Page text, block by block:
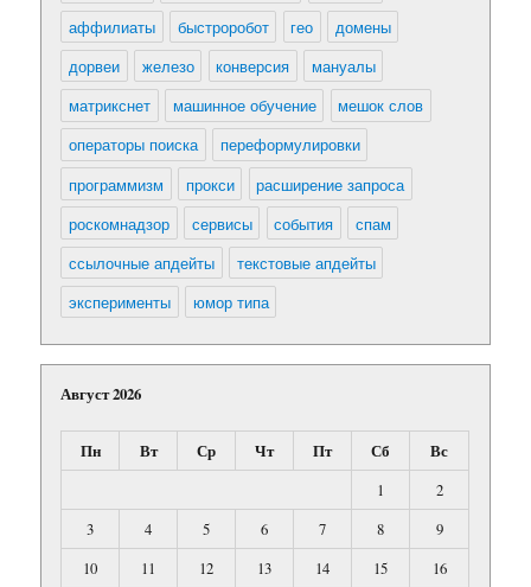
аффилиаты
быстроробот гео
домены
дорвеи
железо конверсия
мануалы
матрикснет
машинное обучение
мешок слов
операторы поиска
переформулировки
программизм
прокси
расширение запроса
роскомнадзор
сервисы события
спам
ссылочные апдейты
текстовые апдейты
эксперименты
юмор типа
Август 2026
Пн Вт Ср Чт Пт Сб Вс
1
2
3
4 5 6 7 8
9
10
11 12 13 14 15
16